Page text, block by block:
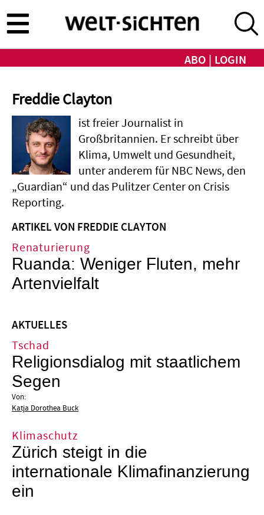
zum
Inhalt
ABO LOGIN
Freddie Clayton
ist freier Journalist in
Großbritannien. Er schreibt über
Klima, Umwelt und Gesundheit,
unter anderem für NBC News, den
„Guardian“ und das Pulitzer Center on Crisis
Reporting.
ARTIKEL VON FREDDIE CLAYTON
Renaturierung
Ruanda: Weniger Fluten, mehr
Artenvielfalt
AKTUELLES
Tschad
Religionsdialog mit staatlichem
Segen
Von:
Katja Dorothea Buck
Klimaschutz
Zürich steigt in die
internationale Klimafinanzierung
ein